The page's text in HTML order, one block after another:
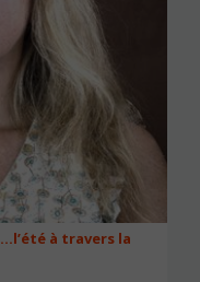
à travers la